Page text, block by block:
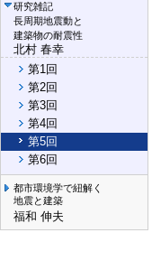
研究雑記
長周期地震動と
建築物の耐震性
北村 春幸
第1回
第2回
第3回
第4回
第5回
第6回
都市環境学で紐解く
地震と建築
福和 伸夫